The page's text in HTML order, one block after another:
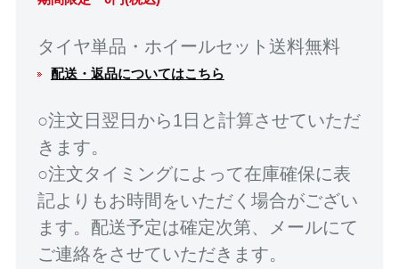
タイヤ単品・ホイールセット送料無料
配送・返品についてはこちら
○注文日翌日から1日と計算させていただ
きます。
○注文タイミングによって在庫確保に表
記よりもお時間をいただく場合がござい
ます。配送予定は確定次第、メールにて
ご連絡をさせていただきます。